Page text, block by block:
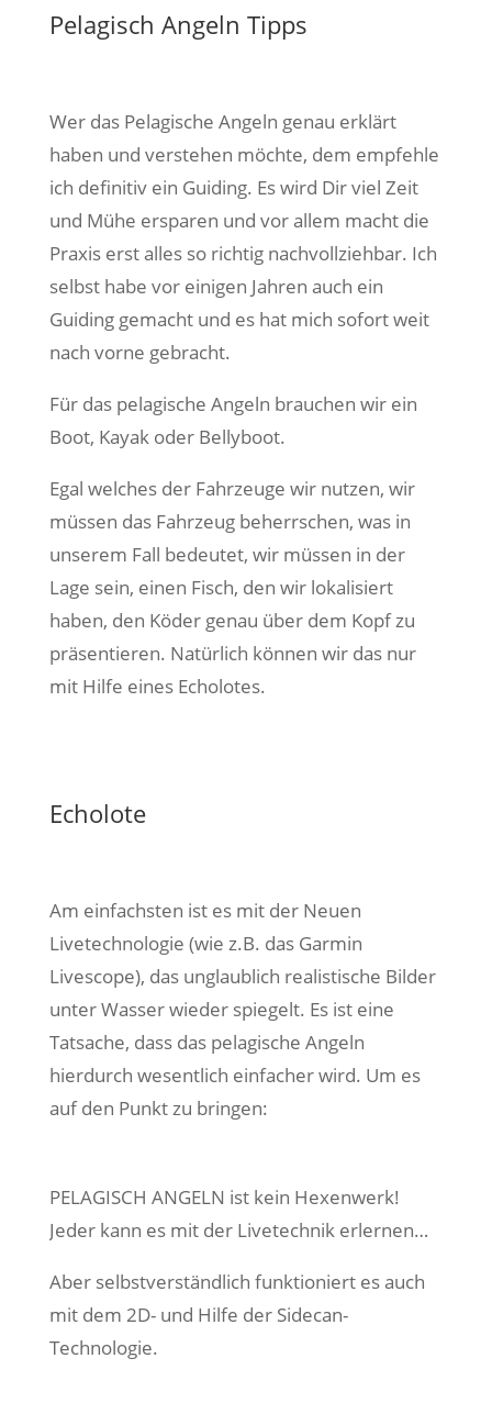
Pelagisch Angeln Tipps
Wer das Pelagische Angeln genau erklärt
haben und verstehen möchte, dem empfehle
ich definitiv ein Guiding. Es wird Dir viel Zeit
und Mühe ersparen und vor allem macht die
Praxis erst alles so richtig nachvollziehbar. Ich
selbst habe vor einigen Jahren auch ein
Guiding gemacht und es hat mich sofort weit
nach vorne gebracht.
Für das pelagische Angeln brauchen wir ein
Boot, Kayak oder Bellyboot.
Egal welches der Fahrzeuge wir nutzen, wir
müssen das Fahrzeug beherrschen, was in
unserem Fall bedeutet, wir müssen in der
Lage sein, einen Fisch, den wir lokalisiert
haben, den Köder genau über dem Kopf zu
präsentieren. Natürlich können wir das nur
mit Hilfe eines Echolotes.
Echolote
Am einfachsten ist es mit der Neuen
Livetechnologie (wie z.B. das Garmin
Livescope), das unglaublich realistische Bilder
unter Wasser wieder spiegelt. Es ist eine
Tatsache, dass das pelagische Angeln
hierdurch wesentlich einfacher wird. Um es
auf den Punkt zu bringen:
PELAGISCH ANGELN ist kein Hexenwerk!
Jeder kann es mit der Livetechnik erlernen…
Aber selbstverständlich funktioniert es auch
mit dem 2D- und Hilfe der Sidecan-
Technologie.